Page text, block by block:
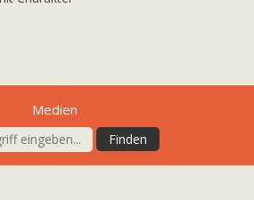
Medien